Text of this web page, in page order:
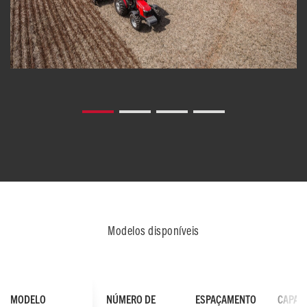
Modelos disponíveis
NÚMERO DE
ESPAÇAMENTO
MODELO